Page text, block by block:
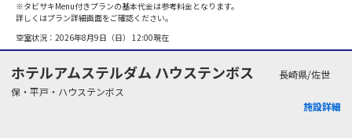
※タビサキMenu付きプランの基本代金は参考料金となります。
詳しくはプラン詳細画面をご確認ください。
空室状況： 2026年8月9日（日） 12:00現在
ホテルアムステルダム ハウステンボス
長崎県/佐世
保・平戸・ハウステンボス
施設詳細